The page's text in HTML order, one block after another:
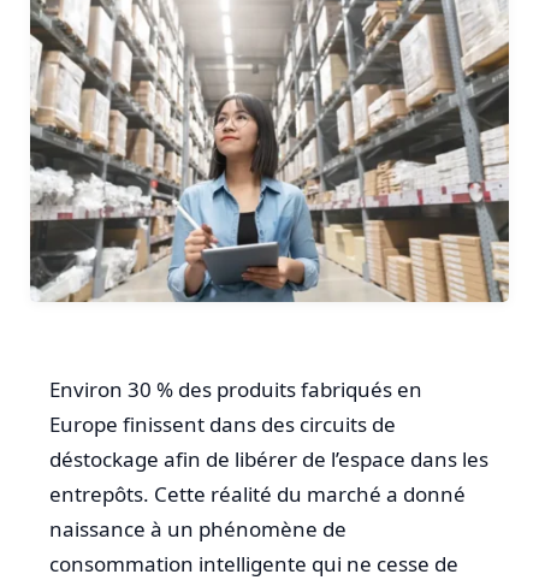
Environ 30 % des produits fabriqués en
Europe finissent dans des circuits de
déstockage afin de libérer de l’espace dans les
entrepôts. Cette réalité du marché a donné
naissance à un phénomène de
consommation intelligente qui ne cesse de